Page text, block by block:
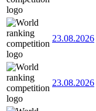
23.08.2026
23.08.2026